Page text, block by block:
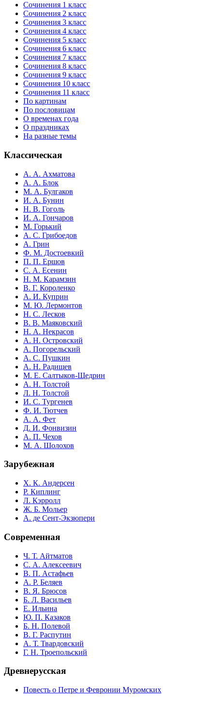
Сочинения 1 класс
Сочинения 2 класс
Сочинения 3 класс
Сочинения 4 класс
Сочинения 5 класс
Сочинения 6 класс
Сочинения 7 класс
Сочинения 8 класс
Сочинения 9 класс
Сочинения 10 класс
Сочинения 11 класс
По картинам
По пословицам
О временах года
О праздниках
На разные темы
Классическая
А. А. Ахматова
А. А. Блок
М. А. Булгаков
И. А. Бунин
Н. В. Гоголь
И. А. Гончаров
М. Горький
А. С. Грибоедов
А. Грин
Ф. М. Достоевкий
П. П. Ершов
С. А. Есенин
Н. М. Карамзин
В. Г. Короленко
А. И. Куприн
М. Ю. Лермонтов
Н. С. Лесков
В. В. Маяковский
Н. А. Некрасов
А. Н. Островский
А. Погорельский
А. С. Пушкин
А. Н. Радищев
М. Е. Салтыков-Щедрин
А. Н. Толстой
Л. Н. Толстой
И. С. Тургенев
Ф. И. Тютчев
А. А. Фет
Д. И. Фонвизин
А. П. Чехов
М. А. Шолохов
Зарубежная
Х. К. Андерсен
Р. Киплинг
Л. Кэрролл
Ж. Б. Мольер
А. де Сент-Экзюпери
Современная
Ч. Т. Айтматов
С. А. Алексеевич
В. П. Астафьев
А. Р. Беляев
В. Я. Брюсов
Б. Л. Васильев
Е. Ильина
Ю. П. Казаков
Б. Н. Полевой
В. Г. Распутин
А. Т. Твардовский
Г. Н. Троепольский
Древнерусская
Повесть о Петре и Февронии Муромских